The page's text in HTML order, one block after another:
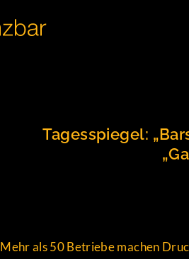
Tagesspiegel:
Mehr als 50 Betriebe machen